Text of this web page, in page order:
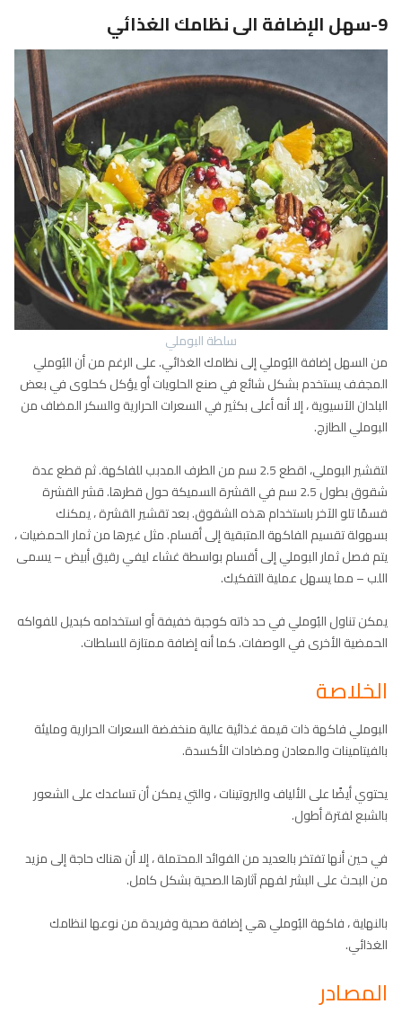
9-سهل الإضافة الى نظامك الغذائي
سلطة البوملي
من السهل إضافة البُوملي إلى نظامك الغذائي. على الرغم من أن البُوملي
المجفف يستخدم بشكل شائع في صنع الحلويات أو يؤكل كحلوى في بعض
البلدان الآسيوية ، إلا أنه أعلى بكثير في السعرات الحرارية والسكر المضاف من
البوملي الطازج.
لتقشير البوملي، اقطع 2.5 سم من الطرف المدبب للفاكهة. ثم قطع عدة
شقوق بطول 2.5 سم في القشرة السميكة حول قطرها. قشر القشرة
قسمًا تلو الآخر باستخدام هذه الشقوق. بعد تقشير القشرة ، يمكنك
بسهولة تقسيم الفاكهة المتبقية إلى أقسام. مثل غيرها من ثمار الحمضيات ،
يتم فصل ثمار البوملي إلى أقسام بواسطة غشاء ليفي رقيق أبيض – يسمى
اللب – مما يسهل عملية التفكيك.
يمكن تناول البُوملي في حد ذاته كوجبة خفيفة أو استخدامه كبديل للفواكه
الحمضية الأخرى في الوصفات. كما أنه إضافة ممتازة للسلطات.
الخلاصة
البوملي فاكهة ذات قيمة غذائية عالية منخفضة السعرات الحرارية ومليئة
بالفيتامينات والمعادن ومضادات الأكسدة.
يحتوي أيضًا على الألياف والبروتينات ، والتي يمكن أن تساعدك على الشعور
بالشبع لفترة أطول.
في حين أنها تفتخر بالعديد من الفوائد المحتملة ، إلا أن هناك حاجة إلى مزيد
من البحث على البشر لفهم آثارها الصحية بشكل كامل.
بالنهاية ، فاكهة البُوملي هي إضافة صحية وفريدة من نوعها لنظامك
الغذائي.
المصادر